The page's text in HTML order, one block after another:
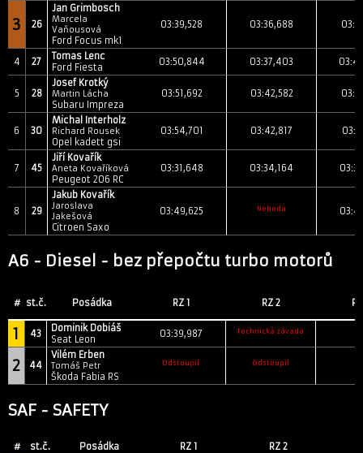
3 26
Jan Grimbosch
Marcela
Vaňousová
Ford Focus mk1
03:39,528 03:36,688
4 27
Tomas Lenc
Ford Fiesta
03:50,844 03:37,403
5 28
Josef Krotký
Martin Lácha
Subaru Impreza
03:51,692 03:42,582
6 30
Michal Interholz
Richard Rousek
Opel kadett gsi
03:54,701 03:42,817
7 45
Jiří Kovařík
Aneta Kovaříková
Peugeot 206 RC
03:31,648 03:34,164
8 29
Jakub Kovařík
Jaroslava
Jakešová
Citroen Saxo
03:49,625 Nehoda
A6 - Diesel - bez přepočtu turbo motorů
# st.č. Posádka RZ 1 RZ 2
1 43
Dominik Dobiáš
Seat Leon
03:39,987 Technická závada
2 44
Vilém Erben
Tomáš Petr
Škoda Fabia RS
Odstoupil Odstoupil
SAF - SAFETY
# st.č. Posádka RZ 1 RZ 2